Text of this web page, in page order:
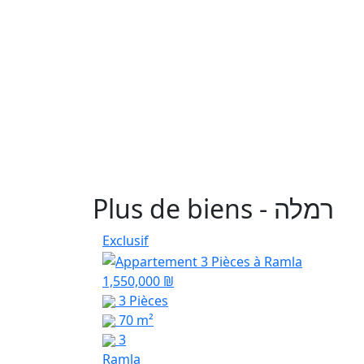
Plus de biens - רמלה
Exclusif
1,550,000 ₪
3 Pièces
70 m²
3
Ramla